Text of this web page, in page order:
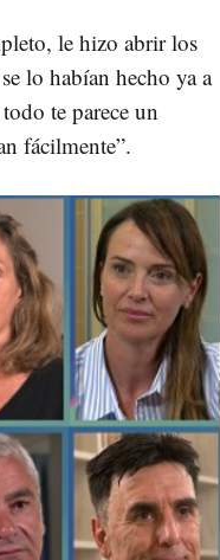
le hizo abrir los
lo habían hecho ya a
te parece un
fácilmente”.